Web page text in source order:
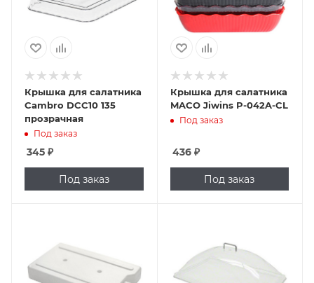
Крышка для салатника
Cambro DCC10 135
прозрачная
Под заказ
345 ₽
Под заказ
Крышка для салатника
MACO Jiwins P-042A-CL
Под заказ
436₽
Под заказ